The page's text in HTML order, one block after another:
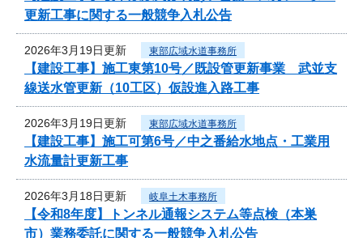
更新工事に関する一般競争入札公告
2026年3月19日更新 東部広域水道事務所
【建設工事】施工東第10号／既設管更新事業 武並支
線送水管更新（10工区）仮設進入路工事
2026年3月19日更新 東部広域水道事務所
【建設工事】施工可第6号／中之番給水地点・工業用
水流量計更新工事
2026年3月18日更新 岐阜土木事務所
【令和8年度】トンネル通報システム等点検（本巣
市）業務委託に関する一般競争入札公告